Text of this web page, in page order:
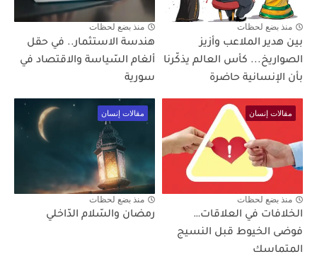
منذ بضع لحظات
بين هدير الملاعب وأزيز
الصواريخ... كأس العالم يذكّرنا
بأن الإنسانية حاضرة
منذ بضع لحظات
هندسة الاستثمار.. في حقل
ألغام السّياسة والاقتصاد في
سورية
مقالات إنسان
منذ بضع لحظات
الخلافات في العلاقات…
فوضى الخيوط قبل النسيج
المتماسك
مقالات إنسان
منذ بضع لحظات
رمضان والسّلام الدّاخلي